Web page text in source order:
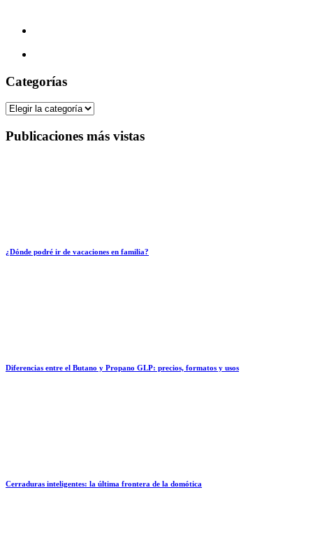
Categorías
Categorías
Publicaciones más vistas
¿Dónde podré ir de vacaciones en familia?
Diferencias entre el Butano y Propano GLP: precios, formatos y usos
Cerraduras inteligentes: la última frontera de la domótica